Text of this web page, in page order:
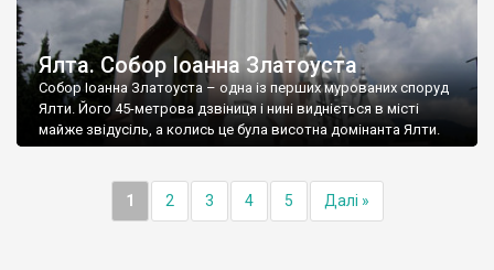
Ялта. Собор Іоанна Златоуста
Собор Іоанна Златоуста – одна із перших мурованих споруд
Ялти. Його 45-метрова дзвіниця і нині видніється в місті
майже звідусіль, а колись це була висотна домінанта Ялти.
1 2 3 4 5 Далі »